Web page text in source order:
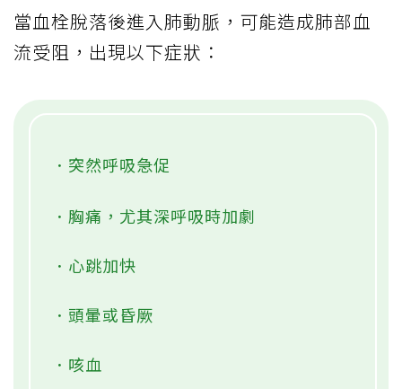
當血栓脫落後進入肺動脈，可能造成肺部血
流受阻，出現以下症狀：
．突然呼吸急促
．胸痛，尤其深呼吸時加劇
．心跳加快
．頭暈或昏厥
．咳血